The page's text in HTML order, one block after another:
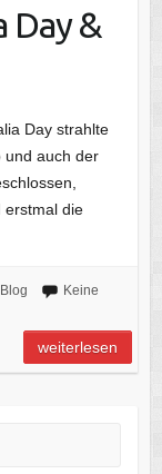
Day &
Day strahlte
und auch der
erstmal die
Blog
Keine
weiterlesen